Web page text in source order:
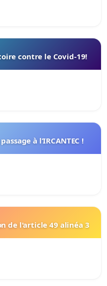
contre le Covid-19!
à l’IRCANTEC !
de l'article 49 alinéa 3